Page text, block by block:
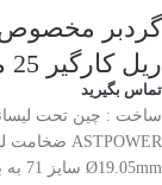
گردبر
ریل کارگیر 25 میلیمتر AST POWER
تماس بگیرید
Ø19.05mm سایز 71 به بالا Ø31.75